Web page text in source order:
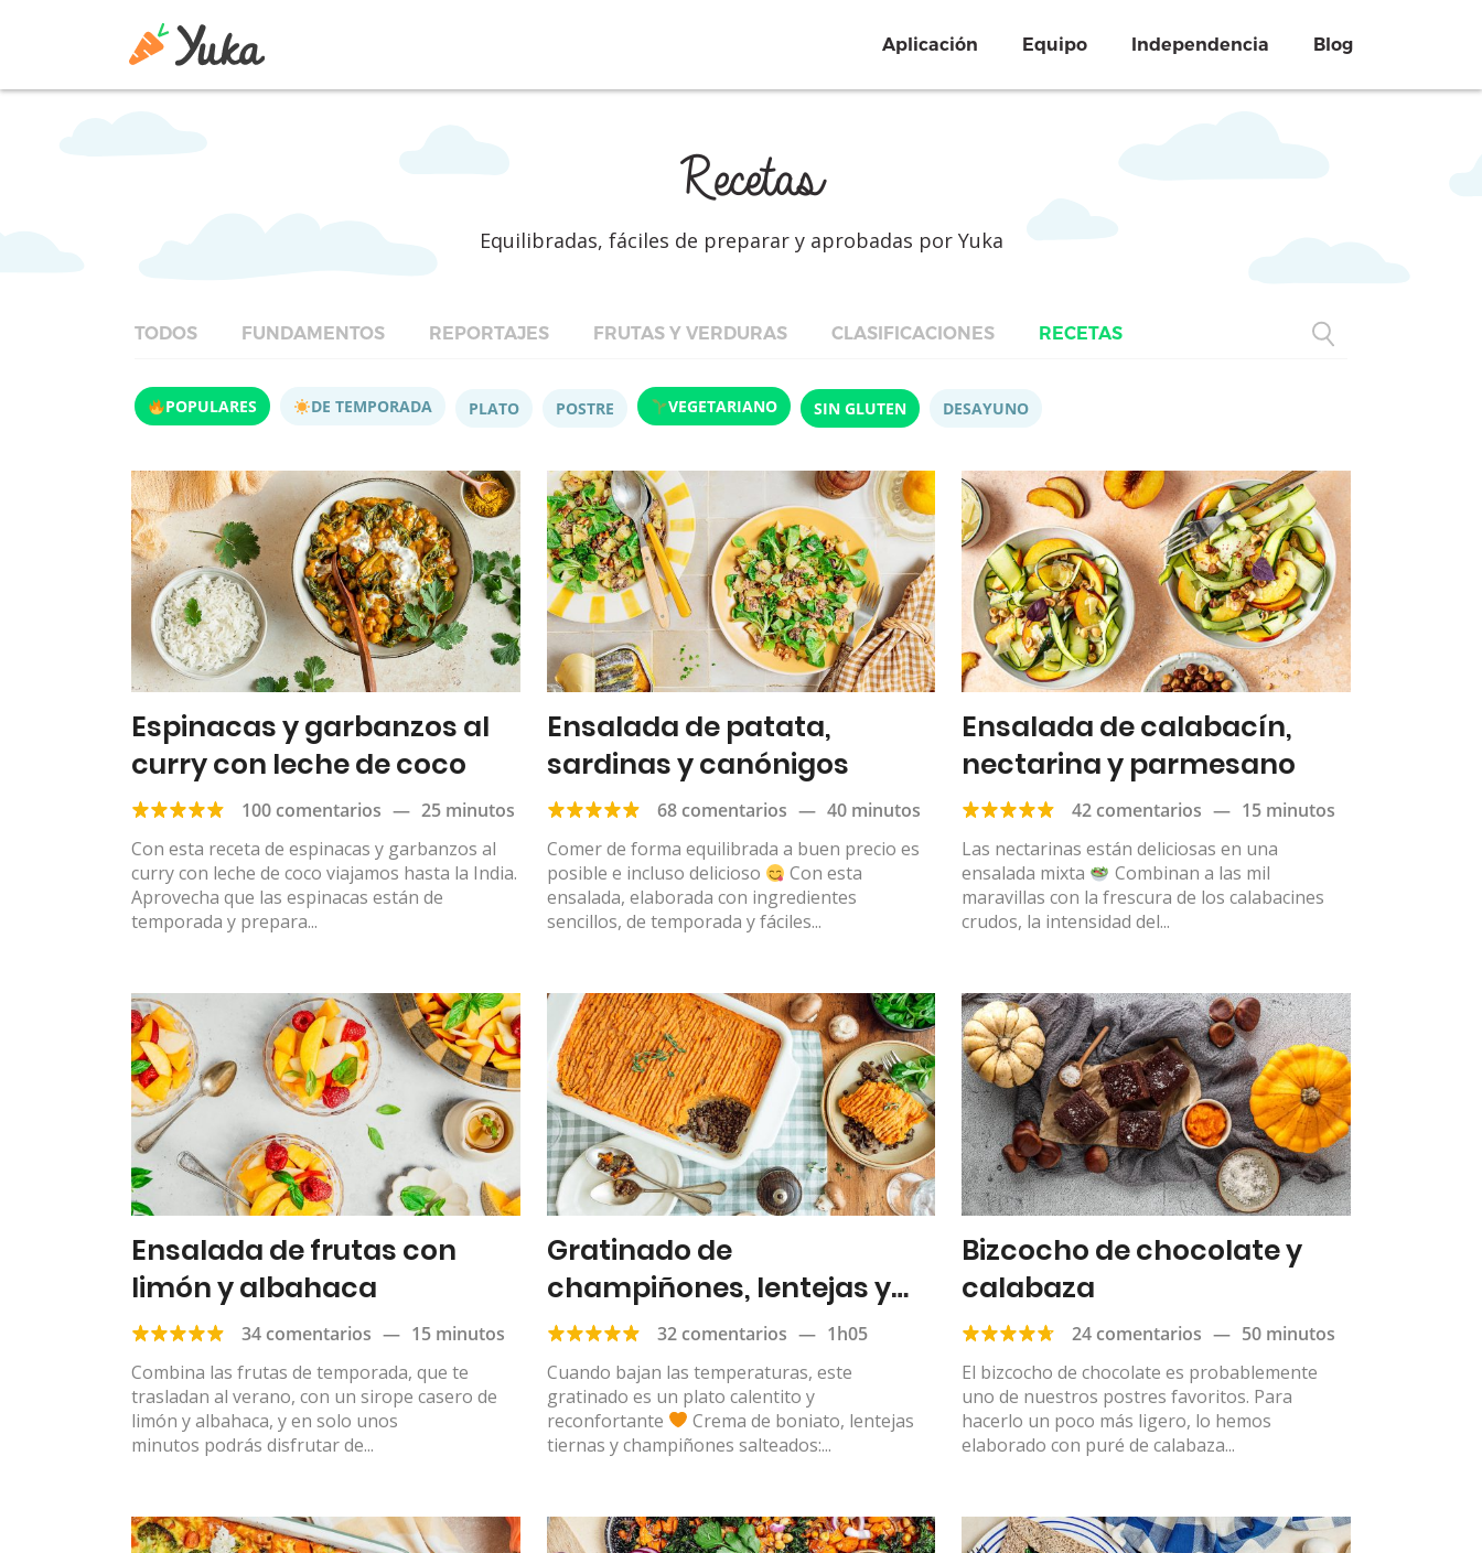
Aplicación Equipo Independencia Blog
Recetas
Equilibradas, fáciles de preparar y aprobadas por Yuka
TODOS FUNDAMENTOS REPORTAJES FRUTAS Y VERDURAS CLASIFICACIONES RECETAS
POPULARES DE TEMPORADA PLATO POSTRE VEGETARIANO SIN GLUTEN DESAYUNO
Espinacas y garbanzos al
curry con leche de coco
100 comentarios — 25 minutos
Con esta receta de espinacas y garbanzos al
curry con leche de coco viajamos hasta la India.
Aprovecha que las espinacas están de
temporada y prepara...
Ensalada de patata,
sardinas y canónigos
68 comentarios — 40 minutos
Comer de forma equilibrada a buen precio es
posible e incluso delicioso
Con esta
ensalada, elaborada con ingredientes
sencillos, de temporada y fáciles...
Ensalada de calabacín,
nectarina y parmesano
42 comentarios — 15 minutos
Las nectarinas están deliciosas en una
ensalada mixta
Combinan a las mil
maravillas con la frescura de los calabacines
crudos, la intensidad del...
Ensalada de frutas con
limón y albahaca
34 comentarios — 15 minutos
Combina las frutas de temporada, que te
trasladan al verano, con un sirope casero de
limón y albahaca, y en solo unos
minutos podrás disfrutar de...
Gratinado de
champiñones, lentejas y
boniato32 comentarios — 1h05
​​Cuando bajan las temperaturas, este
gratinado es un plato calentito y
reconfortante
Crema de boniato, lentejas
tiernas y champiñones salteados:...
Bizcocho de chocolate y
calabaza
24 comentarios — 50 minutos
El bizcocho de chocolate es probablemente
uno de nuestros postres favoritos. Para
hacerlo un poco más ligero, lo hemos
elaborado con puré de calabaza...